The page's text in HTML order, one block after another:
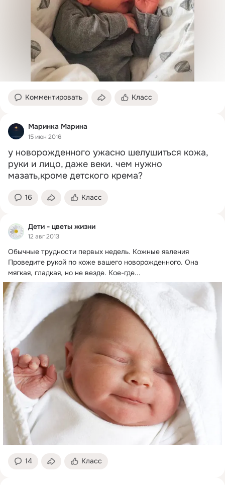
Комментировать Класс
Маринка Марина
15 июн 2016
у новорожденного ужасно шелушиться кожа,
руки и лицо, даже веки. чем нужно
мазать,кроме детского крема?
16 Класс
Дети - цветы жизни
12 авг 2013
Обычные трудности первых недель. Кожные явления
Проведите рукой по коже вашего новорожденного. Она
мягкая, гладкая, но не везде. Кое-где...
14 Класс